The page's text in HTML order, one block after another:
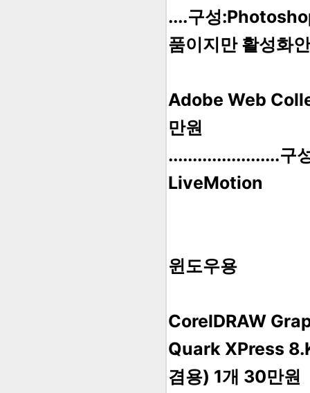
....구성
품이지만 활성화
Adobe Web
만원
.......................
LiveMotion
윈도우용
CorelDRAW
Quark XPress
겸용) 1개 30만원